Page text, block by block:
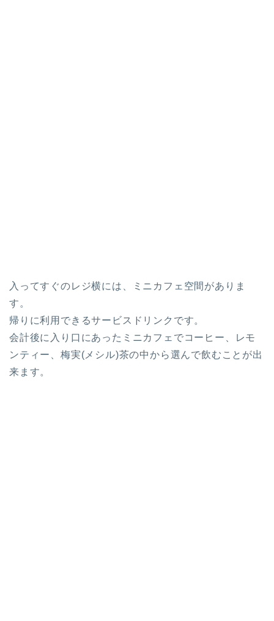
入ってすぐのレジ横には、ミニカフェ空間がありま
す。
帰りに利用できるサービスドリンクです。
会計後に入り口にあったミニカフェでコーヒー、レモ
ンティー、梅実(メシル)茶の中から選んで飲むことが出
来ます。